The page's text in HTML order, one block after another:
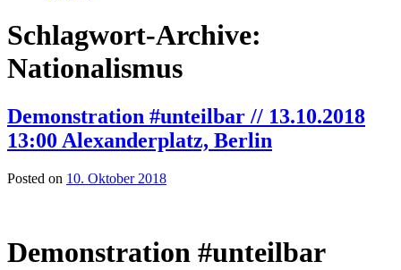
Schlagwort-Archive:
Nationalismus
Demonstration #unteilbar // 13.10.2018
13:00 Alexanderplatz, Berlin
Posted on 10. Oktober 2018
Demonstration #unteilbar